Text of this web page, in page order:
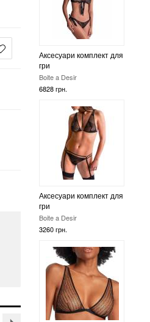
Аксесуари комплект для
гри
Boite a Desir
3260 грн.
Аксесуари комплект для
гри
Boite a Desir
5866 грн.